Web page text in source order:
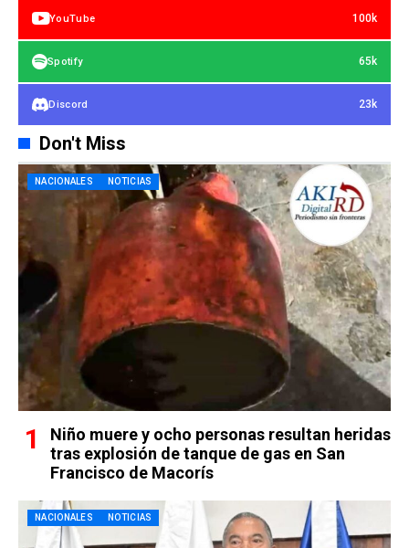
YouTube 100k
Spotify 65k
Discord 23k
Don't Miss
NACIONALES NOTICIAS
Niño muere y ocho personas resultan heridas
tras explosión de tanque de gas en San
Francisco de Macorís
NACIONALES NOTICIAS